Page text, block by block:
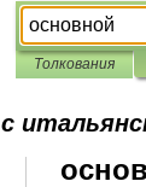
Толкования
с